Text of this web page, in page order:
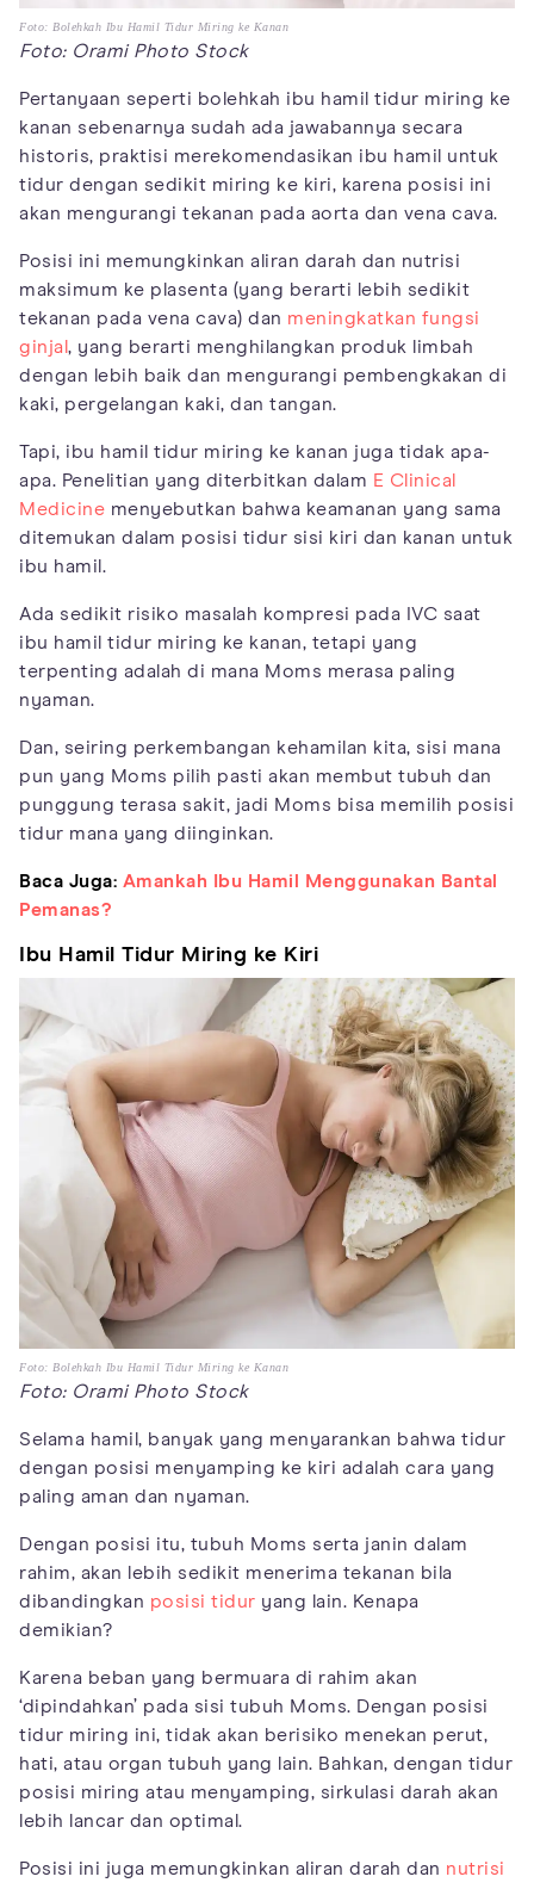
Foto: Bolehkah Ibu Hamil Tidur Miring ke Kanan
Foto: Orami Photo Stock
Pertanyaan seperti bolehkah ibu hamil tidur miring ke
kanan sebenarnya sudah ada jawabannya secara
historis, praktisi merekomendasikan ibu hamil untuk
tidur dengan sedikit miring ke kiri, karena posisi ini
akan mengurangi tekanan pada aorta dan vena cava.
Posisi ini memungkinkan aliran darah dan nutrisi
maksimum ke plasenta (yang berarti lebih sedikit
tekanan pada vena cava) dan meningkatkan fungsi
ginjal , yang berarti menghilangkan produk limbah
dengan lebih baik dan mengurangi pembengkakan di
kaki, pergelangan kaki, dan tangan.
Tapi, ibu hamil tidur miring ke kanan juga tidak apa-
apa. Penelitian yang diterbitkan dalam E Clinical
Medicine menyebutkan bahwa keamanan yang sama
ditemukan dalam posisi tidur sisi kiri dan kanan untuk
ibu hamil.
Ada sedikit risiko masalah kompresi pada IVC saat
ibu hamil tidur miring ke kanan, tetapi yang
terpenting adalah di mana Moms merasa paling
nyaman.
Dan, seiring perkembangan kehamilan kita, sisi mana
pun yang Moms pilih pasti akan membut tubuh dan
punggung terasa sakit, jadi Moms bisa memilih posisi
tidur mana yang diinginkan.
Baca Juga: Amankah Ibu Hamil Menggunakan Bantal
Pemanas?
Ibu Hamil Tidur Miring ke Kiri
Foto: Bolehkah Ibu Hamil Tidur Miring ke Kanan
Foto: Orami Photo Stock
Selama hamil, banyak yang menyarankan bahwa tidur
dengan posisi menyamping ke kiri adalah cara yang
paling aman dan nyaman.
Dengan posisi itu, tubuh Moms serta janin dalam
rahim, akan lebih sedikit menerima tekanan bila
dibandingkan posisi tidur yang lain. Kenapa
demikian?
Karena beban yang bermuara di rahim akan
‘dipindahkan’ pada sisi tubuh Moms. Dengan posisi
tidur miring ini, tidak akan berisiko menekan perut,
hati, atau organ tubuh yang lain. Bahkan, dengan tidur
posisi miring atau menyamping, sirkulasi darah akan
lebih lancar dan optimal.
Posisi ini juga memungkinkan aliran darah dan nutrisi